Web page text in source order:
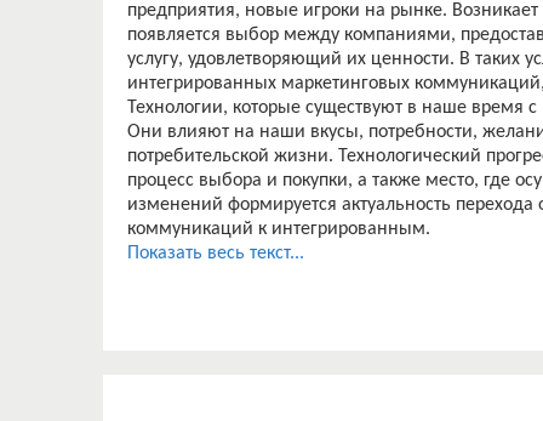
предприятия, новые игроки на рынке.
появляется выбор между компаниями,
услугу, удовлетворяющий их ценности. В таких
интегрированных маркетинговых
Технологии, которые существуют в наше
Они влияют на наши вкусы, потребности,
потребительской жизни. Технологический
процесс выбора и покупки, а также место, где
изменений формируется актуальность перехода
коммуникаций к интегрированным.
Таким образом, изучение, создание и
Показать весь текст...